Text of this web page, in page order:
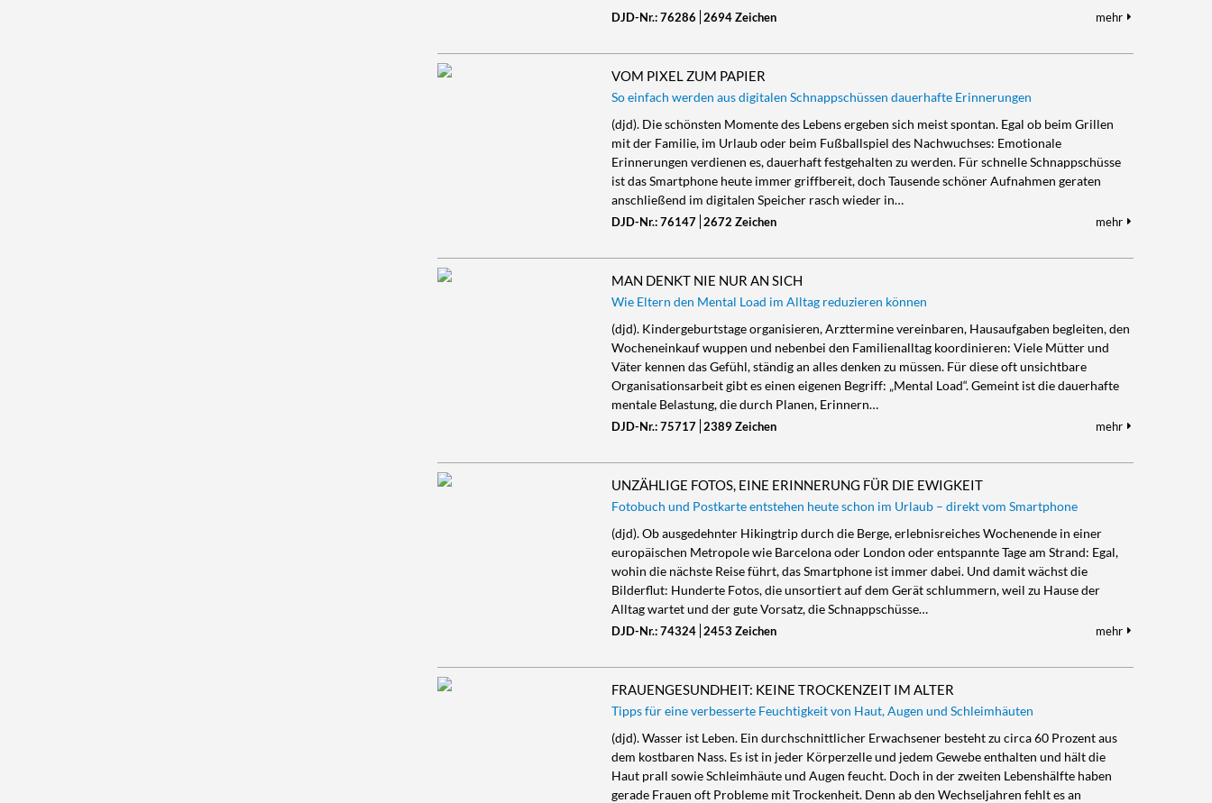
DJD-Nr.: 76286 2694 Zeichen mehr
VOM PIXEL ZUM PAPIER
So einfach werden aus digitalen Schnappschüssen dauerhafte Erinnerungen
(djd). Die schönsten Momente des Lebens ergeben sich meist spontan. Egal ob beim Grillen
mit der Familie, im Urlaub oder beim Fußballspiel des Nachwuchses: Emotionale
Erinnerungen verdienen es, dauerhaft festgehalten zu werden. Für schnelle Schnappschüsse
ist das Smartphone heute immer griffbereit, doch Tausende schöner Aufnahmen geraten
anschließend im digitalen Speicher rasch wieder in…
DJD-Nr.: 76147 2672 Zeichen mehr
MAN DENKT NIE NUR AN SICH
Wie Eltern den Mental Load im Alltag reduzieren können
(djd). Kindergeburtstage organisieren, Arzttermine vereinbaren, Hausaufgaben begleiten, den
Wocheneinkauf wuppen und nebenbei den Familienalltag koordinieren: Viele Mütter und
Väter kennen das Gefühl, ständig an alles denken zu müssen. Für diese oft unsichtbare
Organisationsarbeit gibt es einen eigenen Begriff: „Mental Load“. Gemeint ist die dauerhafte
mentale Belastung, die durch Planen, Erinnern…
DJD-Nr.: 75717 2389 Zeichen mehr
UNZÄHLIGE FOTOS, EINE ERINNERUNG FÜR DIE EWIGKEIT
Fotobuch und Postkarte entstehen heute schon im Urlaub – direkt vom Smartphone
(djd). Ob ausgedehnter Hikingtrip durch die Berge, erlebnisreiches Wochenende in einer
europäischen Metropole wie Barcelona oder London oder entspannte Tage am Strand: Egal,
wohin die nächste Reise führt, das Smartphone ist immer dabei. Und damit wächst die
Bilderflut: Hunderte Fotos, die unsortiert auf dem Gerät schlummern, weil zu Hause der
Alltag wartet und der gute Vorsatz, die Schnappschüsse…
DJD-Nr.: 74324 2453 Zeichen mehr
FRAUENGESUNDHEIT: KEINE TROCKENZEIT IM ALTER
Tipps für eine verbesserte Feuchtigkeit von Haut, Augen und Schleimhäuten
(djd). Wasser ist Leben. Ein durchschnittlicher Erwachsener besteht zu circa 60 Prozent aus
dem kostbaren Nass. Es ist in jeder Körperzelle und jedem Gewebe enthalten und hält die
Haut prall sowie Schleimhäute und Augen feucht. Doch in der zweiten Lebenshälfte haben
gerade Frauen oft Probleme mit Trockenheit. Denn ab den Wechseljahren fehlt es an